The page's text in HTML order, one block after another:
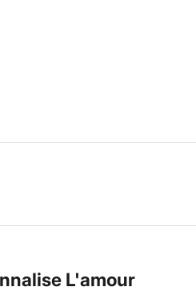
L'amour